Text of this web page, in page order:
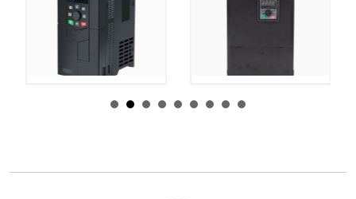
由admin |30 1 月,
由admin |29 1 月,